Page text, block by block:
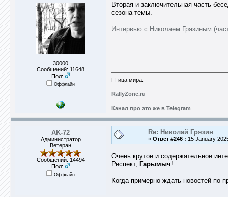
30000
Сообщений: 11648
Пол:
Оффлайн
Вторая и заключительная часть
сезона темы.
Интервью с Николаем Грязиным
Птица мира.
RallyZone.ru
Канал про это же в Telegram
AK-72
Администратор
Ветеран
Сообщений: 14494
Пол:
Оффлайн
Re: Николай Грязин
« Ответ #246 : 15 January
Очень крутое и содержательное
Респект, Гарымыч!
Когда примерно ждать новостей по